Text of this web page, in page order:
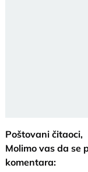
Poštovani čitaoci,
Molimo vas da se
komentara: